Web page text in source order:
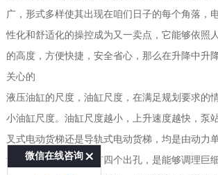
广，形式多样使其出现在咱们日子的每个角落，
性化和舒适化的操控成为又一卖点，它能够依照
的高度，方便快捷，安全省心，那么在升降中升
关心的
液压油缸的尺度，油缸尺度，在满足规划要求的
小油缸尺度。油缸尺度越小，上升速度越快，泵
叉式电动货梯还是导轨式电动货梯，均是由动力
动力单元在生产时设有四个出孔，是能够调理巨细
微信在线咨询